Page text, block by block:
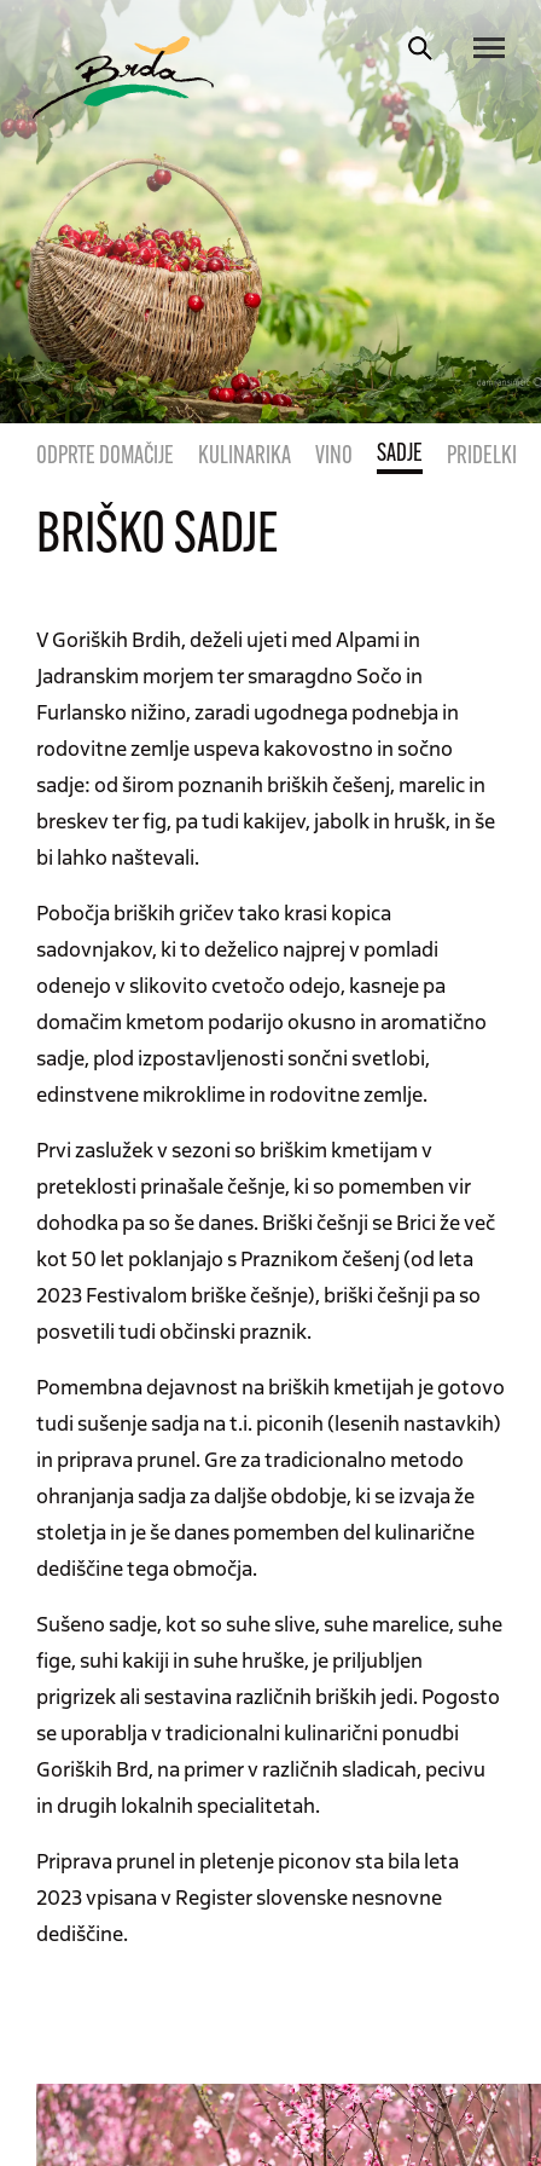
ODPRTE DOMAČIJE KULINARIKA VINO SADJE PRIDELKI
BRIŠKO SADJE
V Goriških Brdih, deželi ujeti med Alpami in
Jadranskim morjem ter smaragdno Sočo in
Furlansko nižino, zaradi ugodnega podnebja in
rodovitne zemlje uspeva kakovostno in sočno
sadje: od širom poznanih briških češenj, marelic in
breskev ter fig, pa tudi kakijev, jabolk in hrušk, in še
bi lahko naštevali.
Pobočja briških gričev tako krasi kopica
sadovnjakov, ki to deželico najprej v pomladi
odenejo v slikovito cvetočo odejo, kasneje pa
domačim kmetom podarijo okusno in aromatično
sadje, plod izpostavljenosti sončni svetlobi,
edinstvene mikroklime in rodovitne zemlje.
Prvi zaslužek v sezoni so briškim kmetijam v
preteklosti prinašale češnje, ki so pomemben vir
dohodka pa so še danes. Briški češnji se Brici že več
kot 50 let poklanjajo s Praznikom češenj (od leta
2023 Festivalom briške češnje), briški češnji pa so
posvetili tudi občinski praznik.
Pomembna dejavnost na briških kmetijah je gotovo
tudi sušenje sadja na t.i. piconih (lesenih nastavkih)
in priprava prunel. Gre za tradicionalno metodo
ohranjanja sadja za daljše obdobje, ki se izvaja že
stoletja in je še danes pomemben del kulinarične
dediščine tega območja.
Sušeno sadje, kot so suhe slive, suhe marelice, suhe
fige, suhi kakiji in suhe hruške, je priljubljen
prigrizek ali sestavina različnih briških jedi. Pogosto
se uporablja v tradicionalni kulinarični ponudbi
Goriških Brd, na primer v različnih sladicah, pecivu
in drugih lokalnih specialitetah.
Priprava prunel in pletenje piconov sta bila leta
2023 vpisana v Register slovenske nesnovne
dediščine.